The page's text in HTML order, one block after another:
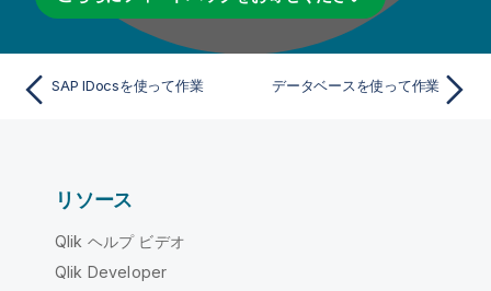
SAP IDocsを使って作業 データベースを使って作業
リソース
Qlik ヘルプ ビデオ
Qlik Developer